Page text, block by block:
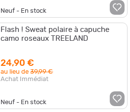
Neuf - En stock
Flash ! Sweat polaire à capuche
camo roseaux TREELAND
24,90 €
au lieu de39,99 €
Achat Immédiat
Neuf - En stock